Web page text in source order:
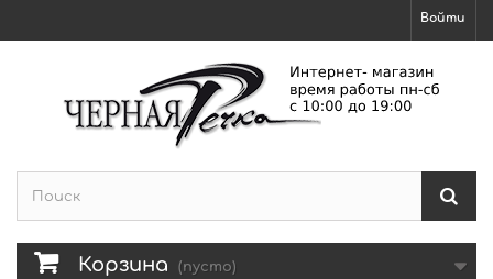
Войти
Корзина (пусто)